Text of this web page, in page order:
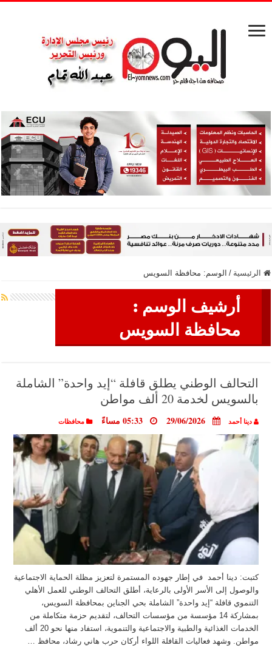
الرئيسية / الوسم: محافظة السويس
أرشيف الوسم :
محافظة السويس
التحالف الوطني يطلق قافلة “إيد واحدة” الشاملة
بالسويس لخدمة 20 ألف مواطن
دينا أحمد 29/06/2026 05:33 مساءً محافظات
كتبت: دينا أحمد في إطار جهوده المستمرة لتعزيز مظلة الحماية الاجتماعية
والوصول إلى الأسر الأولى بالرعاية، أطلق التحالف الوطني للعمل الأهلي
التنموي قافلة “إيد واحدة” الشاملة بحي الجناين بمحافظة السويس،
بمشاركة 14 مؤسسة من مؤسسات التحالف، لتقديم حزمة متكاملة من
الخدمات الغذائية والطبية والاجتماعية والتنموية، استفاد منها نحو 20 ألف
مواطن. وشهد فعاليات القافلة اللواء أركان حرب هاني رشاد، محافظ …